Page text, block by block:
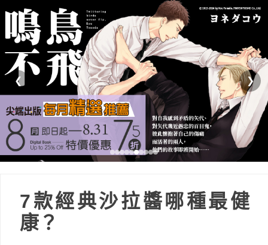
❮ ❯
7款經典沙拉醬哪種最健
康？